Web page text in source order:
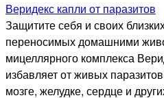
Веридекс капли от паразитов
Защитите себя и своих
переносимых домашними
мицеллярного комплекса
избавляет от живых
мозге, желудке, сердце и